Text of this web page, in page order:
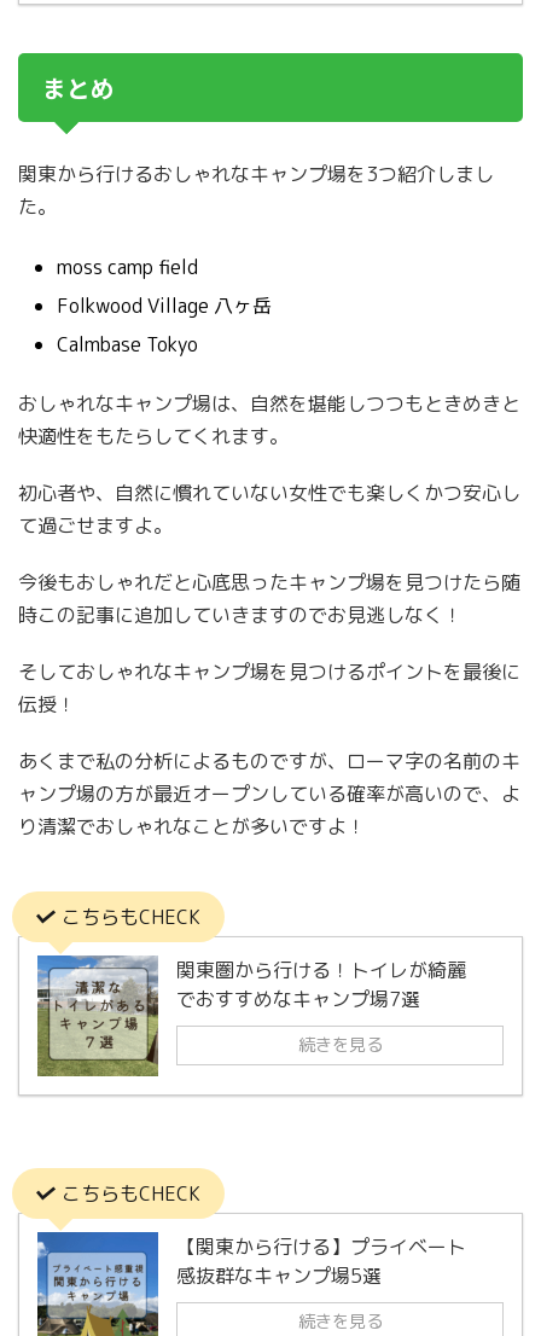
まとめ
関東から行けるおしゃれなキャンプ場を3つ紹介しまし
た。
moss camp field
Folkwood Village 八ヶ岳
Calmbase Tokyo
おしゃれなキャンプ場は、自然を堪能しつつもときめきと
快適性をもたらしてくれます。
初心者や、自然に慣れていない女性でも楽しくかつ安心し
て過ごせますよ。
今後もおしゃれだと心底思ったキャンプ場を見つけたら随
時この記事に追加していきますのでお見逃しなく！
そしておしゃれなキャンプ場を見つけるポイントを最後に
伝授！
あくまで私の分析によるものですが、ローマ字の名前のキ
ャンプ場の方が最近オープンしている確率が高いので、よ
り清潔でおしゃれなことが多いですよ！
こちらもCHECK
関東圏から行ける！トイレが綺麗
でおすすめなキャンプ場7選
続きを見る
こちらもCHECK
【関東から行ける】プライベート
感抜群なキャンプ場5選
続きを見る